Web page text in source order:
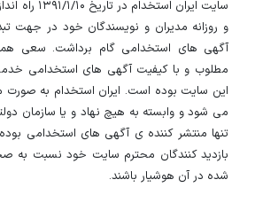
کار پیدا کند. بررسی‌ها نشان می‌دهد
خدمات ماساژ در ایران، این حرفه
شغلی نوظهور تبدیل کرده است. یکی
است که در سال‌های اخیر، حرفه
دارای ظرفیت مهاجرت
قرار
سایت ایران
و روزانه مدیران و نویسندگان خود در جهت
آگهی های استخدامی گام برداشت. سعی
مطلوب و با کیفیت آگهی های استخدامی
این سایت بوده است. ایران استخدام به
می شود و وابسته به هیچ نهاد و یا سازمان
تنها منتشر کننده ی آگهی های استخدامی بوده
بازدید کنندگان محترم سایت خود نسبت به
شده در آن هوشیار باشند.